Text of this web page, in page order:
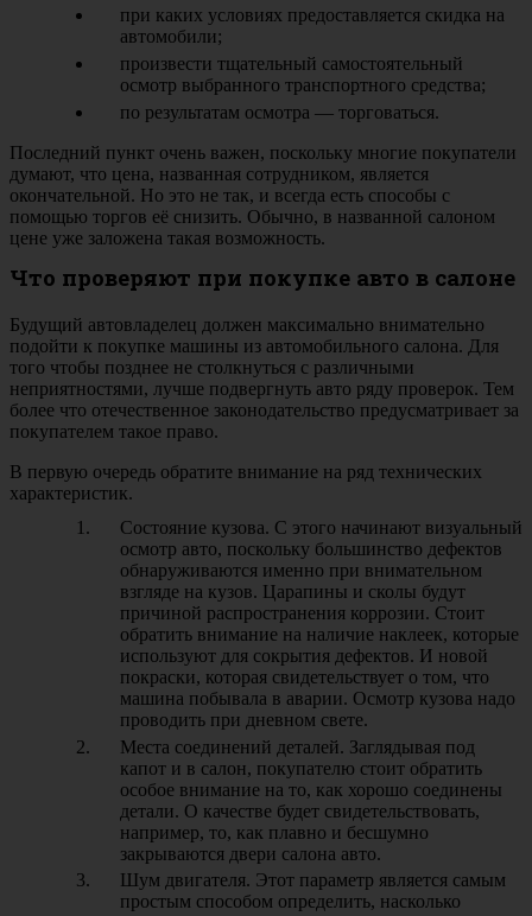
при каких условиях предоставляется скидка на
автомобили;
произвести тщательный самостоятельный
осмотр выбранного транспортного средства;
по результатам осмотра — торговаться.
Последний пункт очень важен, поскольку многие покупатели
думают, что цена, названная сотрудником, является
окончательной. Но это не так, и всегда есть способы с
помощью торгов её снизить. Обычно, в названной салоном
цене уже заложена такая возможность.
Что проверяют при покупке авто в салоне
Будущий автовладелец должен максимально внимательно
подойти к покупке машины из автомобильного салона. Для
того чтобы позднее не столкнуться с различными
неприятностями, лучше подвергнуть авто ряду проверок. Тем
более что отечественное законодательство предусматривает за
покупателем такое право.
В первую очередь обратите внимание на ряд технических
характеристик.
Состояние кузова. С этого начинают визуальный
осмотр авто, поскольку большинство дефектов
обнаруживаются именно при внимательном
взгляде на кузов. Царапины и сколы будут
причиной распространения коррозии. Стоит
обратить внимание на наличие наклеек, которые
используют для сокрытия дефектов. И новой
покраски, которая свидетельствует о том, что
машина побывала в аварии. Осмотр кузова надо
проводить при дневном свете.
Места соединений деталей. Заглядывая под
капот и в салон, покупателю стоит обратить
особое внимание на то, как хорошо соединены
детали. О качестве будет свидетельствовать,
например, то, как плавно и бесшумно
закрываются двери салона авто.
Шум двигателя. Этот параметр является самым
простым способом определить, насколько